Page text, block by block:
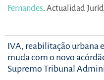
Fernandes. Actualidad
IVA, reabilitação urbana
muda com o novo
Supremo Tribunal